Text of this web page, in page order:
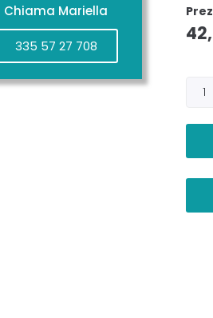
Chiama Mariella
335 57 27 708